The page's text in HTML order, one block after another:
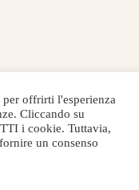
offrirti l'esperienza
Cliccando su
i cookie. Tuttavia,
un consenso